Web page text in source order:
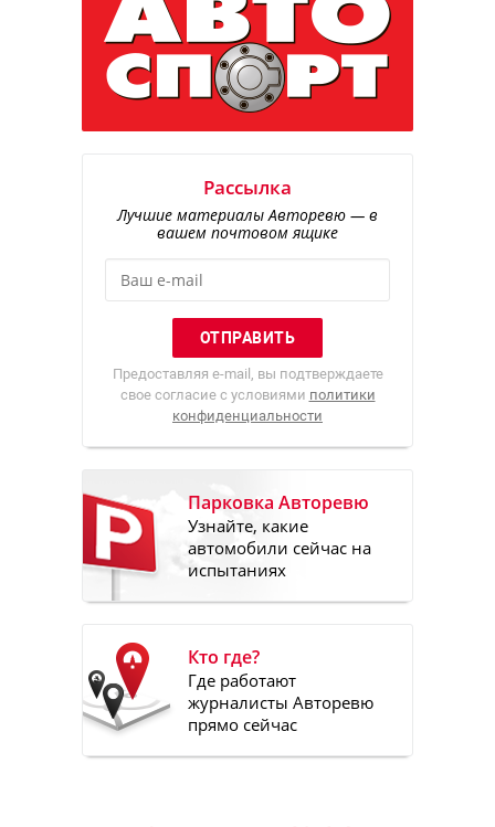
Рассылка
Лучшие материалы Авторевю — в
вашем почтовом ящике
Предоставляя e-mail, вы подтверждаете
свое согласие с условиями политики
конфиденциальности
Парковка Авторевю
Узнайте, какие
автомобили сейчас на
испытаниях
Кто где?
Где работают
журналисты Авторевю
прямо сейчас